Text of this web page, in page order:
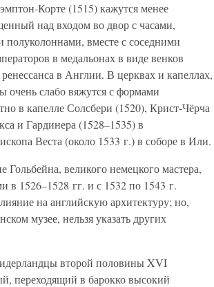
Корте (1515) кажутся менее
над входом во двор с часами,
вместе с соседними
в медальонах в виде венков
в Англии. В церквах и капеллах,
очень слабо вяжутся с формами
в капелле Солсбери (1520), Крист-Чёрча
и Гардинера (1528–1535) в
Веста (около 1533 г.) в соборе в Или.
великого немецкого мастера,
1526–1528 гг. и с 1532 по 1543 г.
на английскую архитектуру; но,
музее, нельзя указать других
второй половины XVI
переходящий в барокко высокий